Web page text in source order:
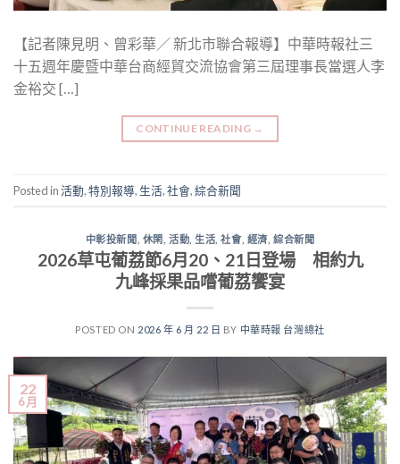
【記者陳見明、曾彩華／ 新北市聯合報導】中華時報社三
十五週年慶暨中華台商經貿交流協會第三屆理事長當選人李
金裕交 […]
CONTINUE READING →
Posted in活動,特別報導,生活,社會,綜合新聞
中彰投新聞 休閑 活動 ,生活 ,社會, 經濟 綜合新聞
2026草屯葡荔節6月20、21日登場 相約九
九峰採果品嚐葡荔饗宴
POSTED ON 2026 年 6 月 22 日 BY 中華時報 台灣總社
22
6 月